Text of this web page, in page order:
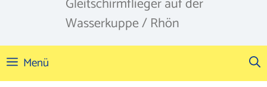
Wasserkuppe / Rhön
Menü